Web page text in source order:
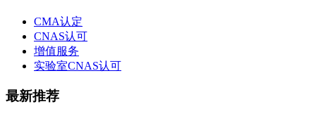
CMA认定
CNAS认可
增值服务
实验室CNAS认可
最新推荐